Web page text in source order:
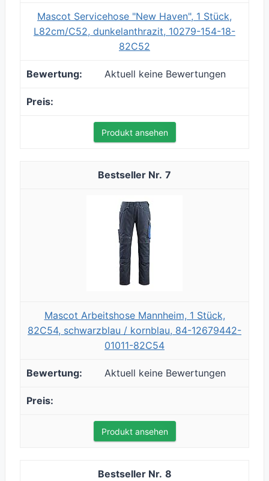
Mascot Servicehose "New Haven", 1 Stück,
L82cm/C52, dunkelanthrazit, 10279-154-18-
82C52
Aktuell keine Bewertungen
Produkt ansehen
7
Mascot Arbeitshose Mannheim, 1 Stück,
82C54, schwarzblau / kornblau, 84-12679442-
01011-82C54
Aktuell keine Bewertungen
Produkt ansehen
8